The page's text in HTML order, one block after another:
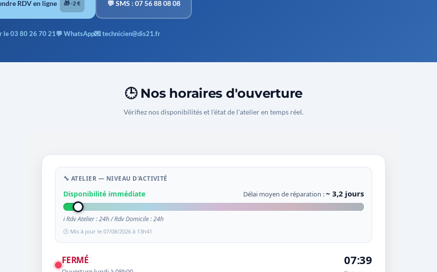
RDV en ligne 🎁 -2 € 💬 SMS : 07 56 88 08 08
le 03 80 26 70 21💬 WhatsApp💌 technicien@dis21.fr
🕒 Nos horaires d'ouverture
Vérifiez nos disponibilités et l'état de l'atelier en temps réel.